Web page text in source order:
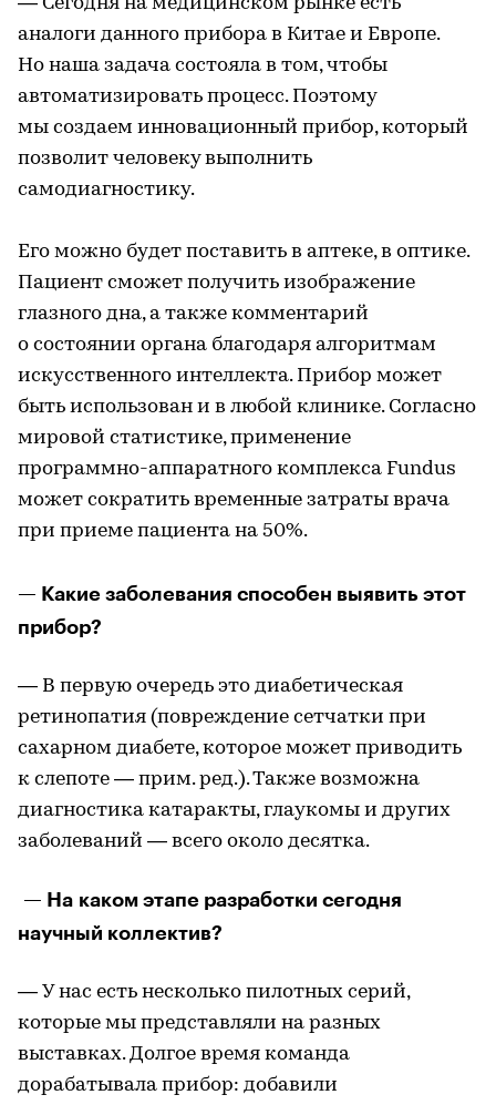
аналоги данного прибора в Китае и Европе.
Но наша задача состояла в том, чтобы
автоматизировать процесс. Поэтому
мы создаем инновационный прибор, который
позволит человеку выполнить
самодиагностику.
Его можно будет поставить в аптеке, в оптике.
Пациент сможет получить изображение
глазного дна, а также комментарий
о состоянии органа благодаря алгоритмам
искусственного интеллекта. Прибор может
быть использован и в любой клинике. Согласно
мировой статистике, применение
программно-аппаратного комплекса Fundus
может сократить временные затраты врача
при приеме пациента на 50%.
— Какие заболевания способен выявить этот
прибор?
— В первую очередь это диабетическая
ретинопатия (повреждение сетчатки при
сахарном диабете, которое может приводить
к слепоте — прим. ред.). Также возможна
диагностика катаракты, глаукомы и других
заболеваний — всего около десятка.
— На каком этапе разработки сегодня
научный коллектив?
— У нас есть несколько пилотных серий,
которые мы представляли на разных
выставках. Долгое время команда
дорабатывала прибор: добавили